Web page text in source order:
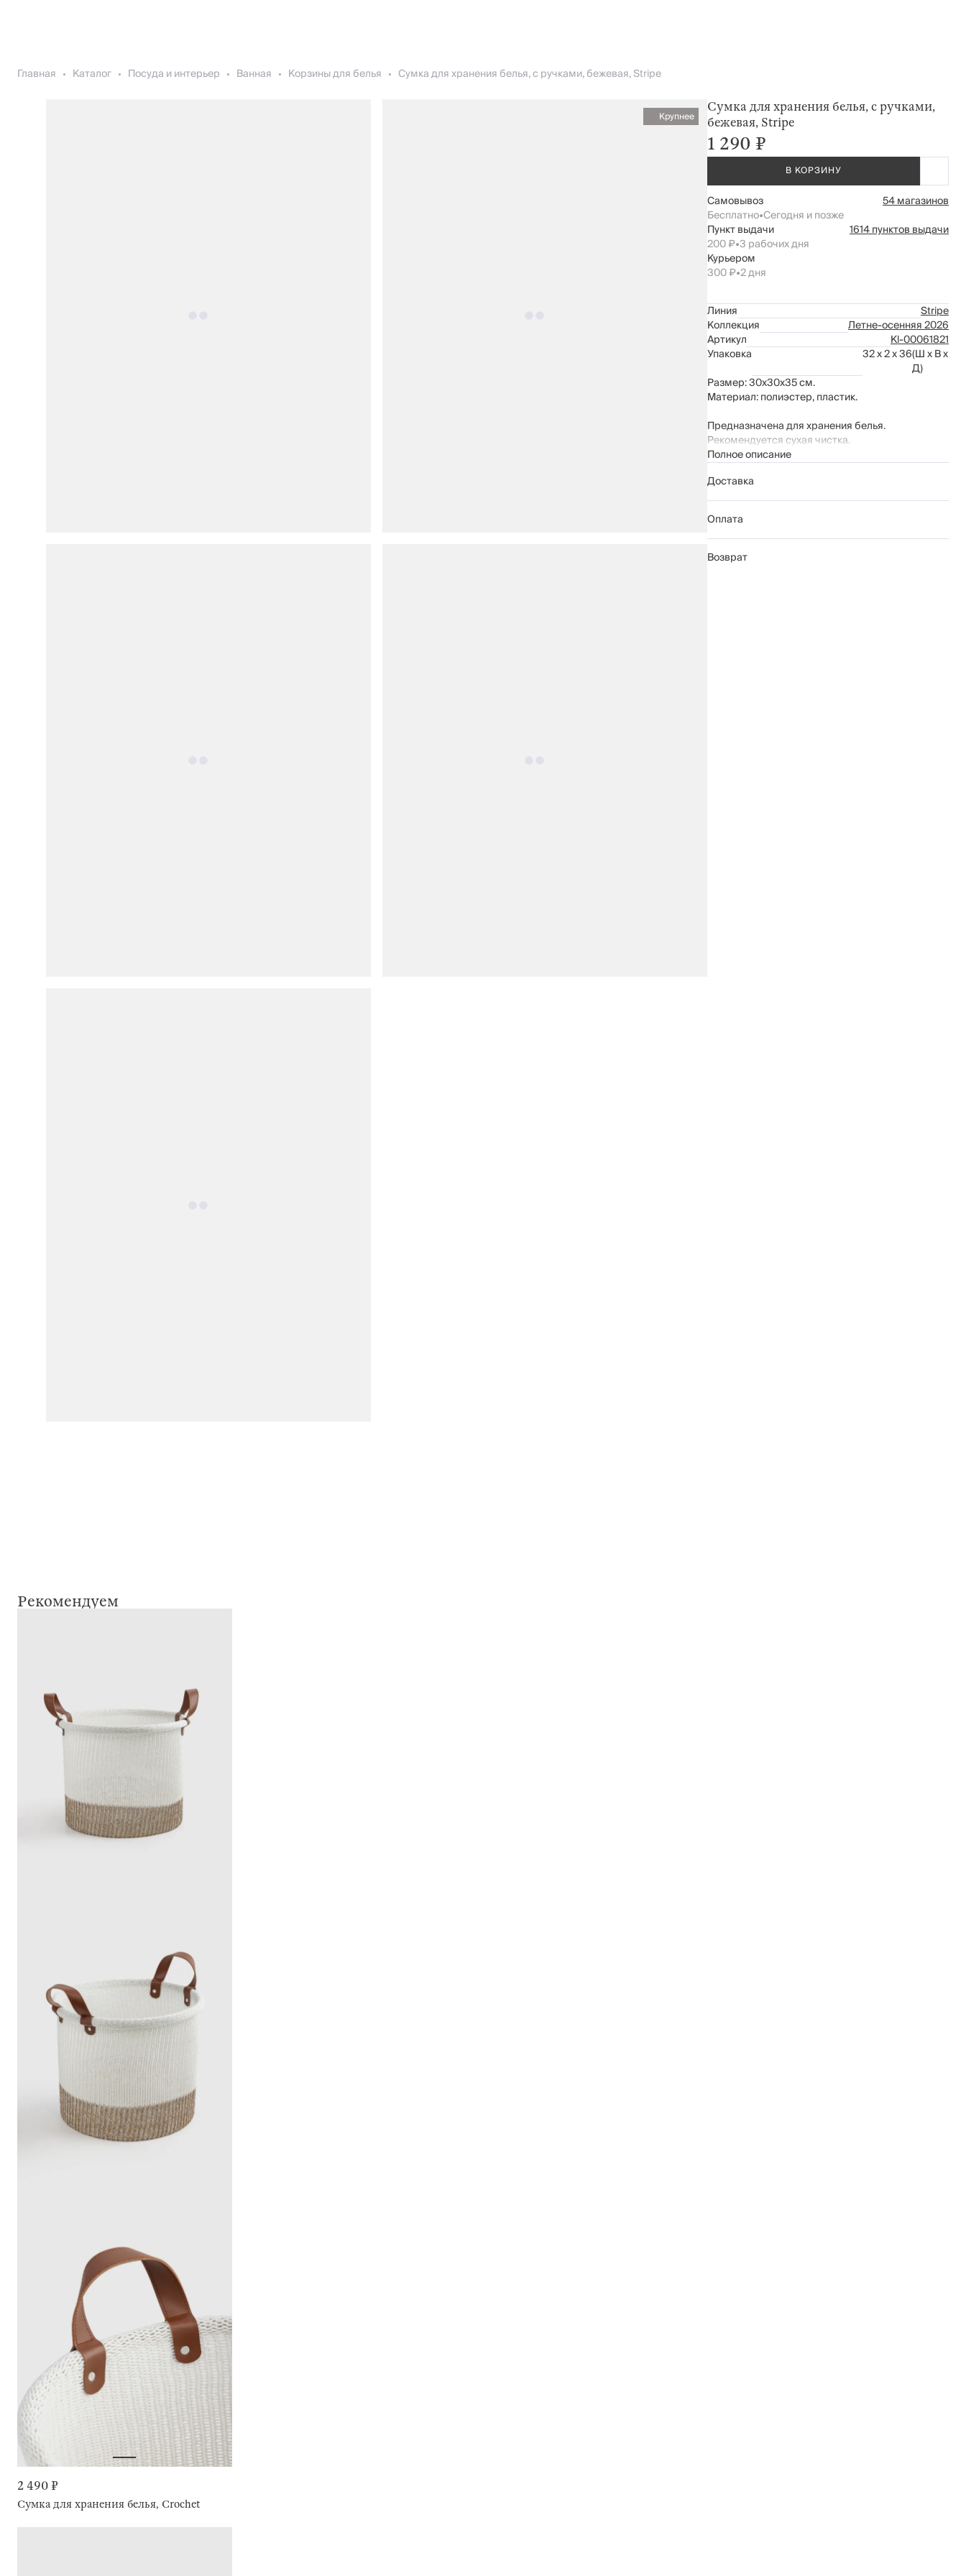
Главная Каталог Посуда и интерьер Ванная Корзины для белья Сумка для хранения белья, с ручками, бежевая, Stripe
Крупнее
Сумка для хранения белья, с ручками,
бежевая, Stripe
1 290 ₽
В КОРЗИНУ
Самовывоз
54 магазинов
Бесплатно•Сегодня и позже
Пункт выдачи
1614 пунктов выдачи
200 ₽•3 рабочих дня
Курьером
300 ₽•2 дня
Линия
Stripe
Коллекция
Летне-осенняя 2026
Артикул
Kl-00061821
Упаковка
32 x 2 x 36(Ш x В x
Д)
Размер: 30х30х35 см.
Материал: полиэстер, пластик.
Предназначена для хранения белья.
Рекомендуется сухая чистка.
Полное описание
Доставка
Оплата
Возврат
Рекомендуем
2 490 ₽
Сумка для хранения белья, Crochet